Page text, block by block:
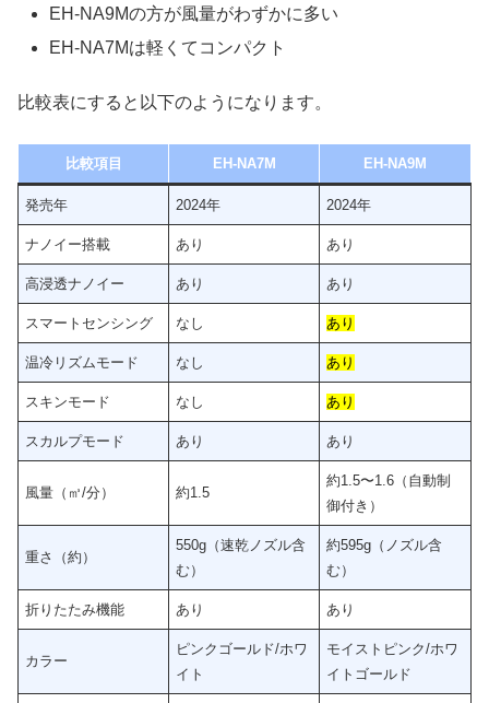
EH-NA9Mの方が風量がわずかに多い
EH-NA7Mは軽くてコンパクト
比較表にすると以下のようになります。
比較項目 EH-NA7M EH-NA9M
発売年 2024年 2024年
ナノイー搭載 あり あり
高浸透ナノイー あり あり
スマートセンシング なし あり
温冷リズムモード なし あり
スキンモード なし あり
スカルプモード あり あり
風量（㎥/分） 約1.5
約1.5〜1.6（自動制
御付き）
重さ（約）
550g（速乾ノズル含
む）
約595g（ノズル含
む）
折りたたみ機能 あり あり
カラー
ピンクゴールド/ホワ
イト
モイストピンク/ホワ
イトゴールド